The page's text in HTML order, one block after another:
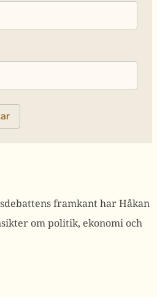
framkant har Håkan
om politik, ekonomi och